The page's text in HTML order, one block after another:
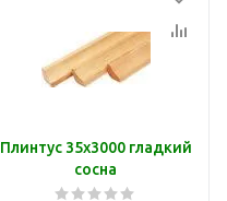
Плинтус 35х3000 гладкий
сосна